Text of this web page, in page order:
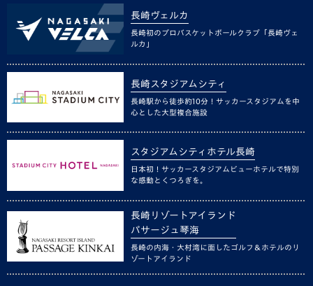
長崎ヴェルカ
長崎初のプロバスケットボールクラブ「長崎ヴェ
ルカ」
長崎スタジアムシティ
長崎駅から徒歩約10分！サッカースタジアムを中
心とした大型複合施設
スタジアムシティホテル長崎
日本初！サッカースタジアムビューホテルで特別
な感動とくつろぎを。
長崎リゾートアイランド
パサージュ琴海
長崎の内海・大村湾に面したゴルフ＆ホテルのリ
ゾートアイランド